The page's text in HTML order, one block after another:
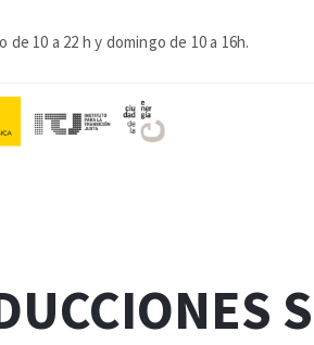
10 a 22 h y domingo de 10 a 16h.